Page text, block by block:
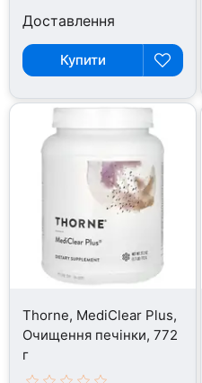
Доставлення
Купити
Thorne, MediClear Plus,
Очищення печінки, 772
г